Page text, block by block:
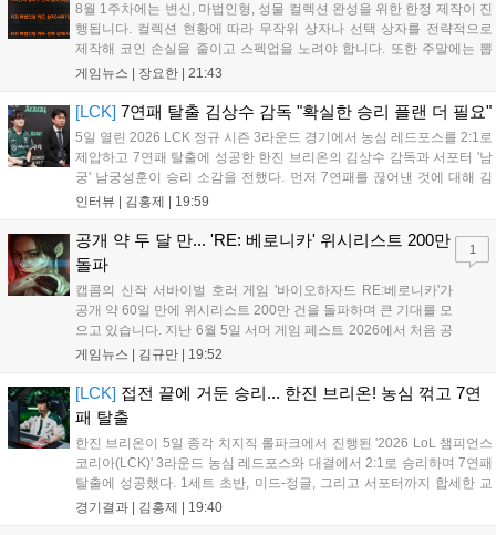
8월 1주차에는 변신, 마법인형, 성물 컬렉션 완성을 위한 한정 제작이 진
행됩니다. 컬렉션 현황에 따라 무작위 상자나 선택 상자를 전략적으로
제작해 코인 손실을 줄이고 스펙업을 노려야 합니다. 또한 주말에는 뽑
기 픽업팩 위주의 특별 제작이 예정되어 있으니, 100% 성공 확률의 한정
성장을 도모하시길 바랍니다....
게임뉴스 | 장요한 21:43
[LCK] 7연패 탈출 김상수 감독 "확실한 승리 플랜 더 필요"
5일 열린 2026 LCK 정규 시즌 3라운드 경기에서 농심 레드포스를 2:1로
제압하고 7연패 탈출에 성공한 한진 브리온의 김상수 감독과 서포터 '남
궁' 남궁성훈이 승리 소감을 전했다. 먼저 7연패를 끊어낸 것에 대해 김
상수 감독은 "이겨서 정말 기쁘고 잘해준 선수들에게 고맙다"고 전했고,
인터뷰 | 김홍제 19:59
공개 약 두 달 만... 'RE: 베로니카' 위시리스트 200만
돌파
캡콤의 신작 서바이벌 호러 게임 '바이오하자드 RE:베로니카'가
공개 약 60일 만에 위시리스트 200만 건을 돌파하며 큰 기대를 모
으고 있습니다. 지난 6월 5일 서머 게임 페스트 2026에서 처음 공
개된 이 게임은 2000년 작을 현대적으로 재구성한 작품으로,
예정입니다. 클레어와 크리스 남매의 이야기를 다루며 RE 엔진을
기반으로 제작 중이나, 구체적인 출시일과 가격, 예약 구매 일정
은 아직 공개되지 않았습니다....
게임뉴스 | 김규만 19:52
1
[LCK] 접전 끝에 거둔 승리... 한진 브리온! 농심 꺾고 7연
패 탈출
한진 브리온이 5일 종각 치지직 롤파크에서 진행된 '2026 LoL 챔피언스
코리아(LCK)' 3라운드 농심 레드포스와 대결에서 2:1로 승리하며 7연패
탈출에 성공했다. 1세트 초반, 미드-정글, 그리고 서포터까지 합세한 교
전에서 서로 2킬씩 교환한 뒤 서로 팽팽한 상황이 이어졌다. 그리고 20
경기결과 | 김홍제 19:40